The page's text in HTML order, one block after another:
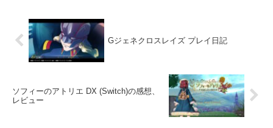
Gジェネクロスレイズ プレイ日記
ソフィーのアトリエ DX (Switch)の感想、
レビュー